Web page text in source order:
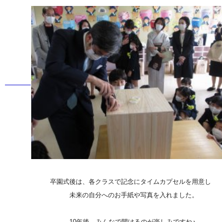
卒園式後は、各クラスで記念にタイムカプセルを用意し
未来の自分へのお手紙や写真を入れました。